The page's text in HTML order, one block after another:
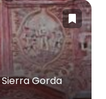
Gorda